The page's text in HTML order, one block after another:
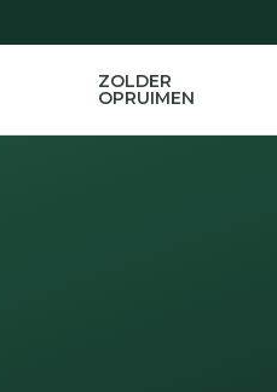
ZOLDER
OPRUIMEN